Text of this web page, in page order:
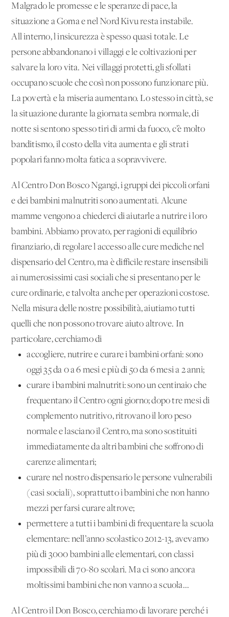
Malgrado le promesse e le speranze di pace, la
situazione a Goma e nel Nord Kivu resta instabile.
All'interno, l'insicurezza è spesso quasi totale. Le
persone abbandonano i villaggi e le coltivazioni per
salvare la loro vita. Nei villaggi protetti, gli sfollati
occupano scuole che così non possono funzionare più.
La povertà e la miseria aumentano. Lo stesso in città, se
la situazione durante la giornata sembra normale, di
notte si sentono spesso tiri di armi da fuoco, c’è molto
banditismo, il costo della vita aumenta e gli strati
popolari fanno molta fatica a sopravvivere.
Al Centro Don Bosco Ngangi, i gruppi dei piccoli orfani
e dei bambini malnutriti sono aumentati. Alcune
mamme vengono a chiederci di aiutarle a nutrire i loro
bambini. Abbiamo provato, per ragioni di equilibrio
finanziario, di regolare l'accesso alle cure mediche nel
dispensario del Centro, ma è difficile restare insensibili
ai numerosissimi casi sociali che si presentano per le
cure ordinarie, e talvolta anche per operazioni costose.
Nella misura delle nostre possibilità, aiutiamo tutti
quelli che non possono trovare aiuto altrove. In
particolare, cerchiamo di
accogliere, nutrire e curare i bambini orfani: sono
oggi 35 da 0 a 6 mesi e più di 50 da 6 mesi a 2 anni;
curare i bambini malnutriti: sono un centinaio che
frequentano il Centro ogni giorno; dopo tre mesi di
complemento nutritivo, ritrovano il loro peso
normale e lasciano il Centro, ma sono sostituiti
immediatamente da altri bambini che soffrono di
carenze alimentari;
curare nel nostro dispensario le persone vulnerabili
(casi sociali), soprattutto i bambini che non hanno
mezzi per farsi curare altrove;
permettere a tutti i bambini di frequentare la scuola
elementare: nell’anno scolastico 2012-13, avevamo
più di 3000 bambini alle elementari, con classi
impossibili di 70-80 scolari. Ma ci sono ancora
moltissimi bambini che non vanno a scuola...
Al Centro il Don Bosco, cerchiamo di lavorare perché i